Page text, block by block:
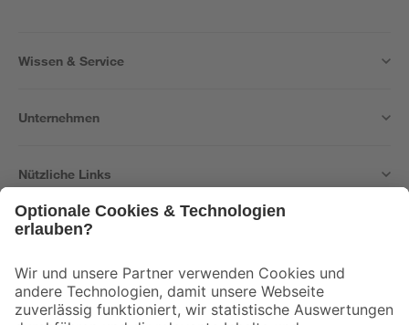
Wissen & Service
Unternehmen
Nützliche Links
Der toom Newsletter: Keine Angebote und Aktionen mehr verpassen!
Zur Newsletter Anmeldung